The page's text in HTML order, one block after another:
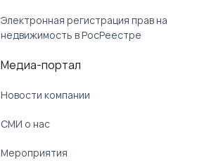
Электронная регистрация прав на
недвижимость в РосРеестре
Медиа-портал
Новости компании
СМИ о нас
Мероприятия